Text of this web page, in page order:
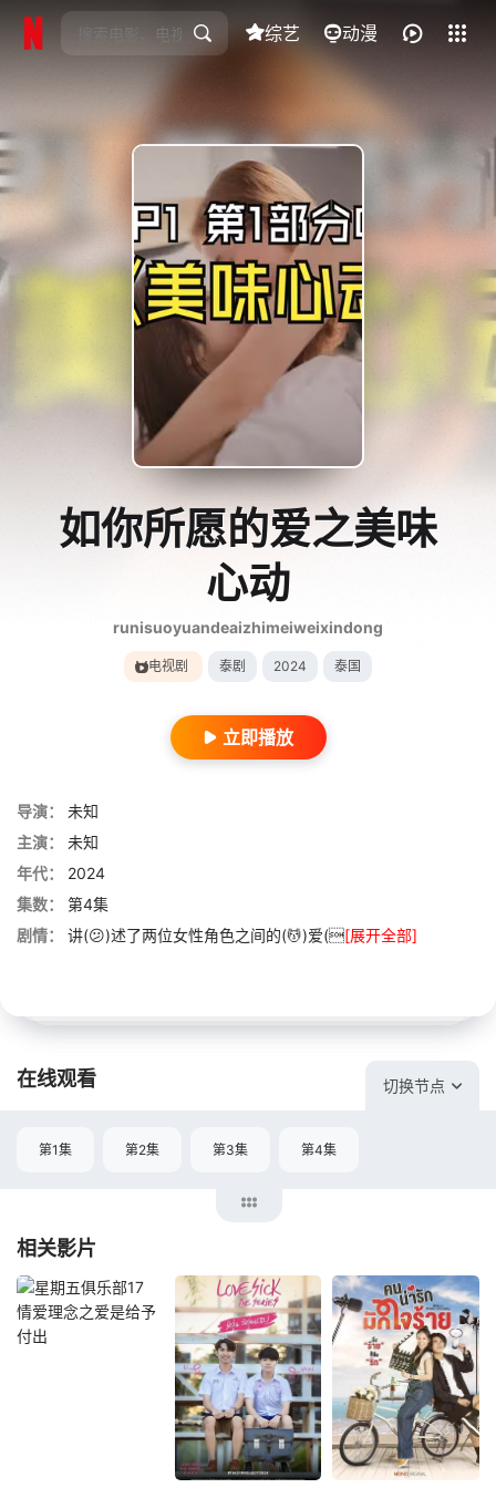
综艺 动漫
全部影片
如你所愿的爱之美味
心动
runisuoyuandeaizhimeiweixindong
电视剧 泰剧 2024 泰国
立即播放
导演：
未知
主演：
未知
年代：
2024
集数：
第4集
剧情：
讲(😕)述了两位女性角色之间的(💆)爱([展开全部]
在线观看 切换节点
第1集 第2集 第3集 第4集
相关影片